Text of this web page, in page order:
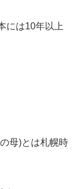
には10年以上
母)とは札幌時